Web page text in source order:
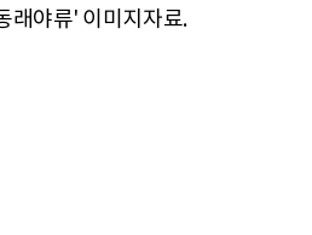
래야류' 이미지자료.